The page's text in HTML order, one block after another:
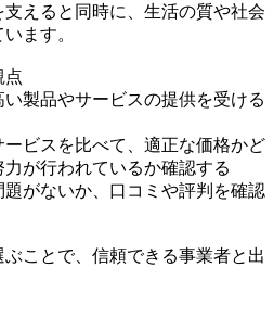
えると同時に、生活の質や社会
ます。
点
製品やサービスの提供を受ける
ビスを比べて、適正な価格かど
が行われているか確認する
がないか、口コミや評判を確認
ことで、信頼できる事業者と出